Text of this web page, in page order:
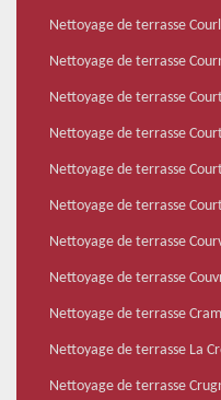
Nettoyage de terrasse
Nettoyage de terrasse
Nettoyage de terrasse
Nettoyage de terrasse
Nettoyage de terrasse
Nettoyage de terrasse
Nettoyage de terrasse
Nettoyage de terrasse
Nettoyage de terrasse
Nettoyage de terrasse La
Nettoyage de terrasse